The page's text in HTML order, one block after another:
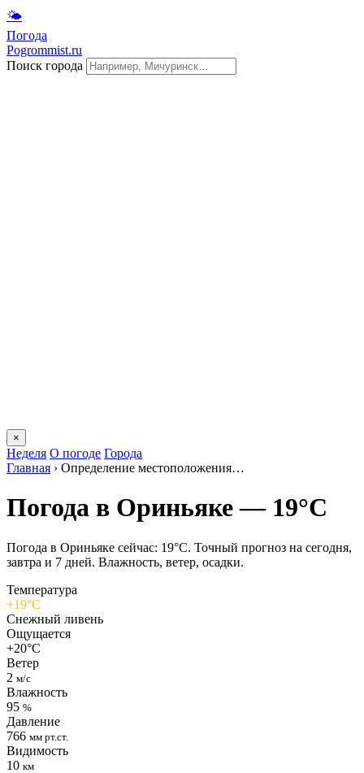
🌤
Погода
Pogrommist.ru
Поиск города
×
Неделя О погоде Города
Главная › Определение местоположения…
Погода в Ориньяке — 19°C
Погода в Ориньяке сейчас: 19°C. Точный прогноз на сегодня,
завтра и 7 дней. Влажность, ветер, осадки.
Температура
+19°C
Снежный ливень
Ощущается
+20°C
Ветер
2 м/с
Влажность
95 %
Давление
766 мм рт.ст.
Видимость
10 км